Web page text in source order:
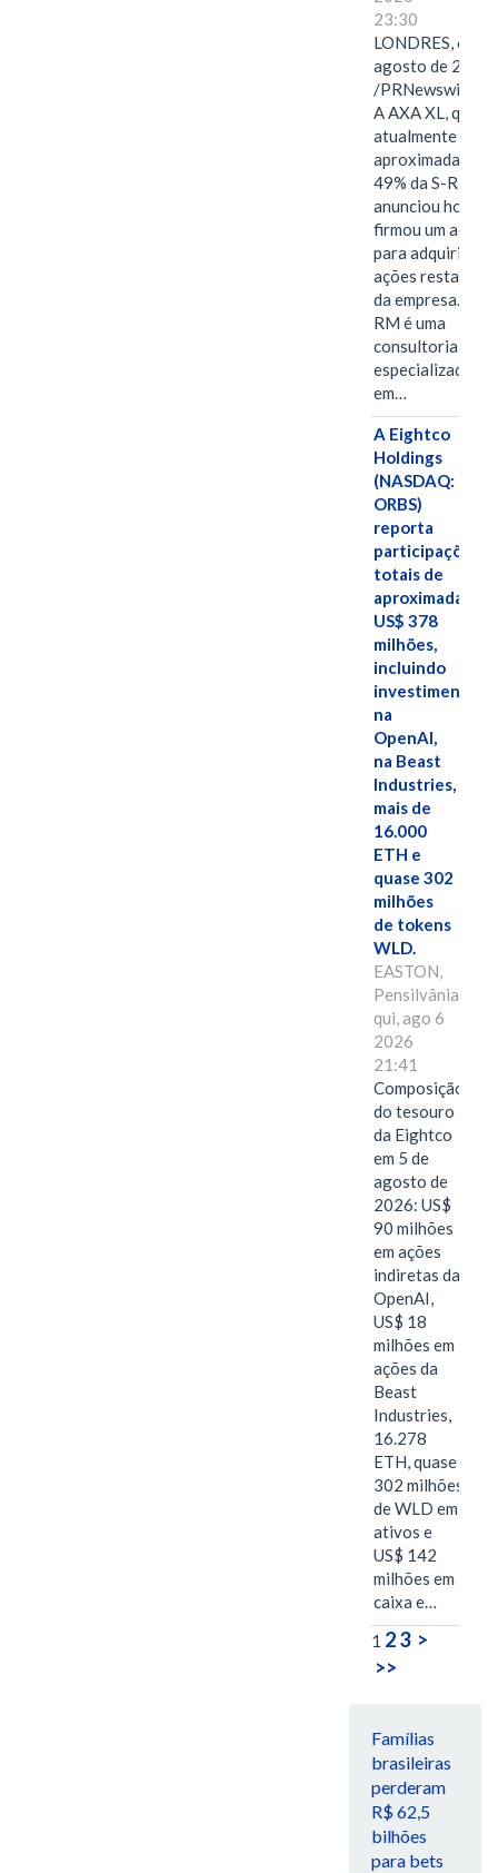
23:30
LONDRES, 6 de
agosto de 2026
/PRNewswire/ --
A AXA XL, que
atualmente
49% da S-RM,
anunciou hoje
firmou um
para adquirir as
ações restantes
da empresa. A S-
RM é uma
consultoria
especializada
em…
A Eightco
Holdings
(NASDAQ:
ORBS)
reporta
participações
totais de
US$ 378
milhões,
incluindo
investimentos
na
OpenAI,
na Beast
Industries,
mais de
16.000
ETH e
quase 302
milhões
de tokens
WLD.
EASTON,
Pensilvânia,
qui, ago 6
2026
21:41
Composição
do tesouro
da Eightco
em 5 de
agosto de
2026: US$
90 milhões
em ações
indiretas da
OpenAI,
US$ 18
milhões em
ações da
Beast
Industries,
16.278
ETH, quase
302 milhões
de WLD em
ativos e
US$ 142
milhões em
caixa e…
1 23 >
>>
Famílias
brasileiras
perderam
R$ 62,5
bilhões
para bets